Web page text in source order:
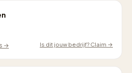
→ Is dit jouw bedrijf? Claim →